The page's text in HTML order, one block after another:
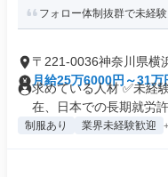
フォロー体制抜群で未経
〒221-0036神奈川県横
月給25万6000円～31万
求めている人材 ✅未経
在、日本での長期就労許
制服あり 業界未経験歓迎